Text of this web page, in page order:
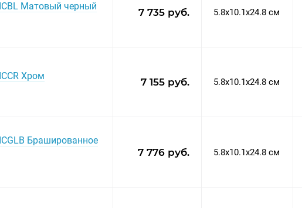
Матовый черный
7 735 руб. 5.8x10.1x24.8 см
Хром
7 155 руб. 5.8x10.1x24.8 см
Брашированное
7 776 руб. 5.8x10.1x24.8 см